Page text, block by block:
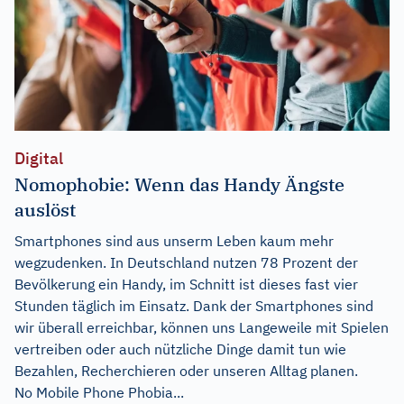
Digital
Nomophobie: Wenn das Handy Ängste
auslöst
Smartphones sind aus unserm Leben kaum mehr
wegzudenken. In Deutschland nutzen 78 Prozent der
Bevölkerung ein Handy, im Schnitt ist dieses fast vier
Stunden täglich im Einsatz. Dank der Smartphones sind
wir überall erreichbar, können uns Langeweile mit Spielen
vertreiben oder auch nützliche Dinge damit tun wie
Bezahlen, Recherchieren oder unseren Alltag planen.
No Mobile Phone Phobia...